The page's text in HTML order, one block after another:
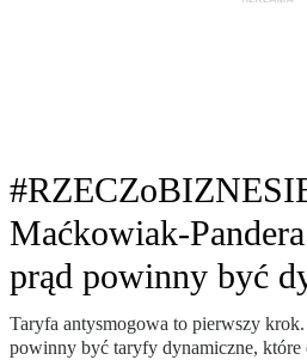
Maćkowiak-
prąd powinny być
Taryfa antysmogowa to pierwszy
powinny być taryfy dynamiczne, które